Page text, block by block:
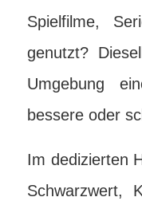
Spielfilme,
genutzt?
Umgebung
bessere oder
Im dedizierten
Schwarzwert,